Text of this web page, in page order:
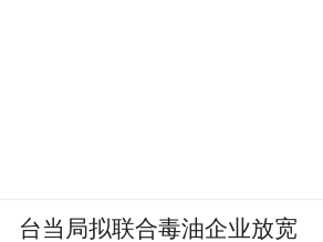
台当局拟联合毒油企业放宽